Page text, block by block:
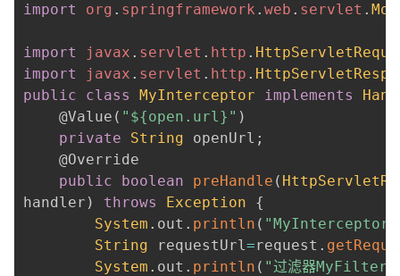
import
org . springframework . web . servlet .
import javax . servlet . http .
import
javax . servlet . http .
public
class MyInterceptor implements
@Value ( "${open.url}" )
private
String openUrl ;
@Override
public
boolean preHandle (
handler ) throws Exception
{
System . out . println ( "MyInterceptor....
String requestUrl=request .
System . out . println ( "过滤器MyFilter拦